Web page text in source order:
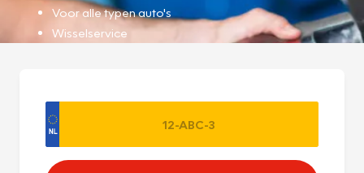
Voor alle typen auto's
Wisselservice